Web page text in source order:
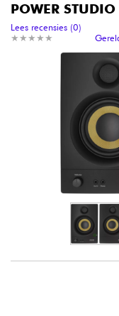
Versterker &
Toetsenbord &
Synths &
Home-studio
Hoofdtelefoon
Microfoon
POWER STUDIO
★ ★ ★ ★ ★
★ ★ ★ ★ ★
Lees recensies (0)